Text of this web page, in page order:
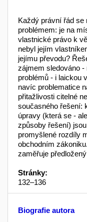
Každý právní řád
problémem: je na
vlastnické právo k
nebyl jejím
jejímu převodu?
zájmem sledováno
problémů - i laickou
navíc problematice
přitažlivosti citelné
současného řešení:
úpravy (která se -
způsoby řešení)
promyšlené rozdíly
obchodním
zaměřuje
Stránky:
132–136
Biografie autora